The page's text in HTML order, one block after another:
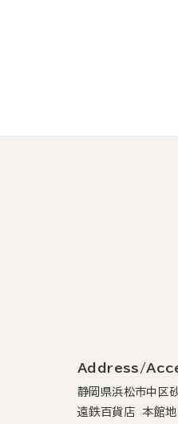
Address/
静岡県浜松市中区
遠鉄百貨店 本館地